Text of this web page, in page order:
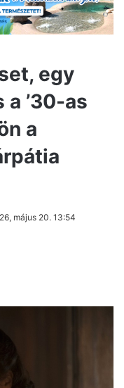
egy
’30-as
a
május 20. 13:54